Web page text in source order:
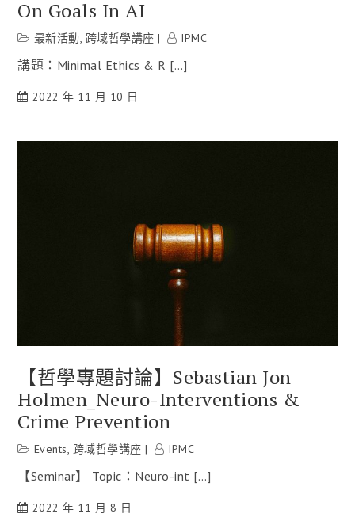
On Goals In AI
最新活動, 跨域哲學講座 IPMC
講題：Minimal Ethics & R […]
2022 年 11 月 10 日
【哲學專題討論】Sebastian Jon
Holmen_Neuro-Interventions &
Crime Prevention
Events, 跨域哲學講座 IPMC
【Seminar】 Topic：Neuro-int […]
2022 年 11 月 8 日